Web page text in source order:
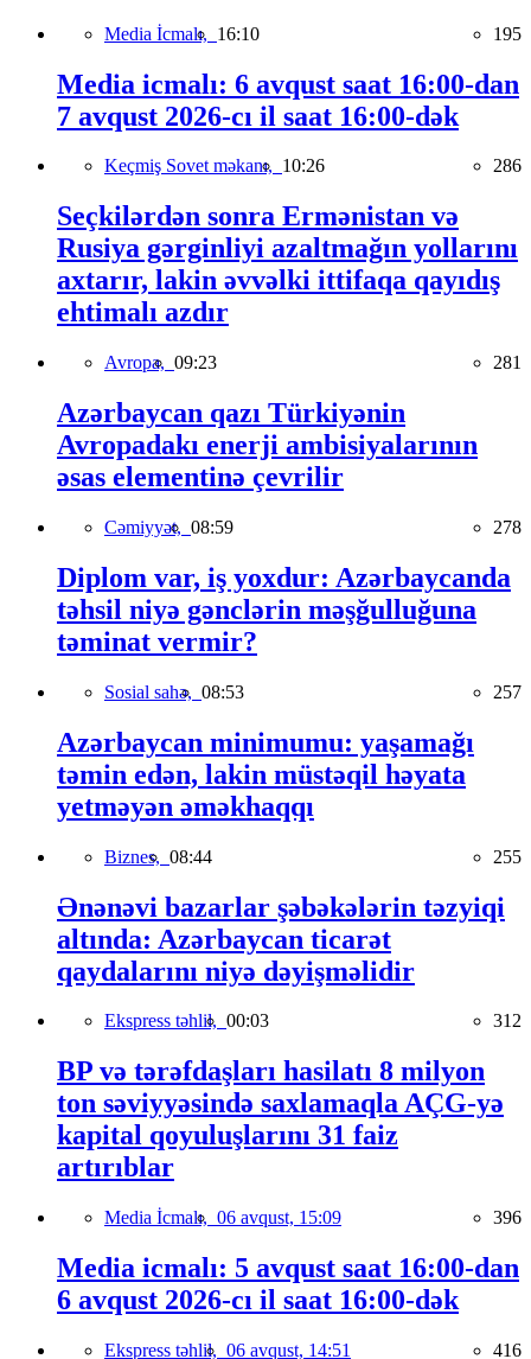
Media İcmalı, 16:10 195
Media icmalı: 6 avqust saat 16:00-dan
7 avqust 2026-cı il saat 16:00-dək
Keçmiş Sovet məkanı, 10:26 286
Seçkilərdən sonra Ermənistan və
Rusiya gərginliyi azaltmağın yollarını
axtarır, lakin əvvəlki ittifaqa qayıdış
ehtimalı azdır
Avropa, 09:23 281
Azərbaycan qazı Türkiyənin
Avropadakı enerji ambisiyalarının
əsas elementinə çevrilir
Cəmiyyət, 08:59 278
Diplom var, iş yoxdur: Azərbaycanda
təhsil niyə gənclərin məşğulluğuna
təminat vermir?
Sosial sahə, 08:53 257
Azərbaycan minimumu: yaşamağı
təmin edən, lakin müstəqil həyata
yetməyən əməkhaqqı
Biznes, 08:44 255
Ənənəvi bazarlar şəbəkələrin təzyiqi
altında: Azərbaycan ticarət
qaydalarını niyə dəyişməlidir
Ekspress təhlil, 00:03 312
BP və tərəfdaşları hasilatı 8 milyon
ton səviyyəsində saxlamaqla AÇG-yə
kapital qoyuluşlarını 31 faiz
artırıblar
Media İcmalı, 06 avqust, 15:09 396
Media icmalı: 5 avqust saat 16:00-dan
6 avqust 2026-cı il saat 16:00-dək
Ekspress təhlil, 06 avqust, 14:51 416